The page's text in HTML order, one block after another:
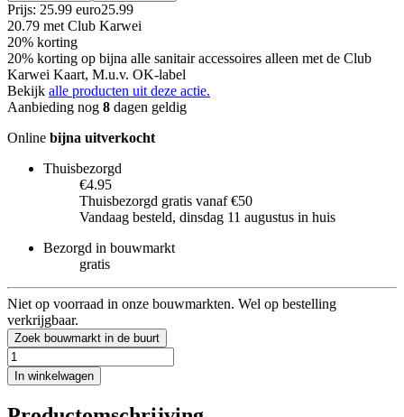
Prijs: 25.99 euro25.99
20.79 met Club Karwei
20% korting
20% korting op bijna alle sanitair accessoires alleen met de Club
Karwei Kaart, M.u.v. OK-label
Bekijk alle producten uit deze actie.
Aanbieding nog 8 dagen geldig
Online bijna uitverkocht
Thuisbezorgd
€4.95
Thuisbezorgd gratis vanaf €50
Vandaag besteld, dinsdag 11 augustus in huis
Bezorgd in bouwmarkt
gratis
Niet op voorraad in onze bouwmarkten. Wel op bestelling
verkrijgbaar.
Zoek bouwmarkt in de buurt
In winkelwagen